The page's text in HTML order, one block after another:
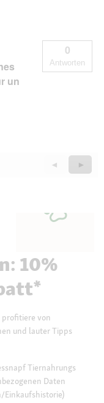
un
0
Antworten
Zurück
Questions
◄
Weiter
►
10%
von
und lauter Tipps
Tiernahrungs
Daten